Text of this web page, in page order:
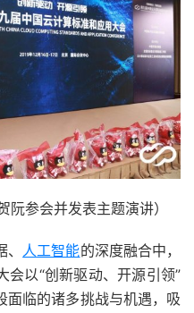
阮参会并发表主题演讲）
人工智能的深度融合中，
会以“创新驱动、开源引领”
面临的诸多挑战与机遇，吸